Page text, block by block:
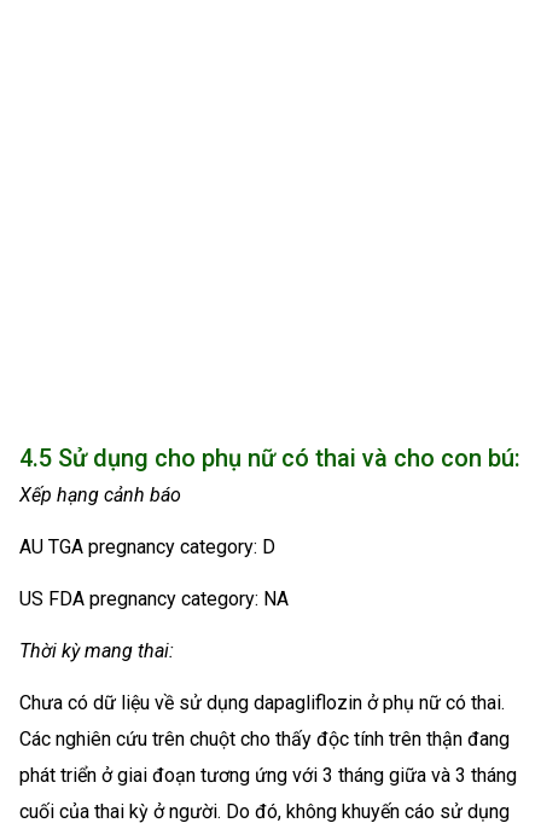
4.5 Sử dụng cho phụ nữ có thai và cho con bú:
Xếp hạng cảnh báo
AU TGA pregnancy category: D
US FDA pregnancy category: NA
Thời kỳ mang thai:
Chưa có dữ liệu về sử dụng dapagliflozin ở phụ nữ có thai.
Các nghiên cứu trên chuột cho thấy độc tính trên thận đang
phát triển ở giai đoạn tương ứng với 3 tháng giữa và 3 tháng
cuối của thai kỳ ở người. Do đó, không khuyến cáo sử dụng